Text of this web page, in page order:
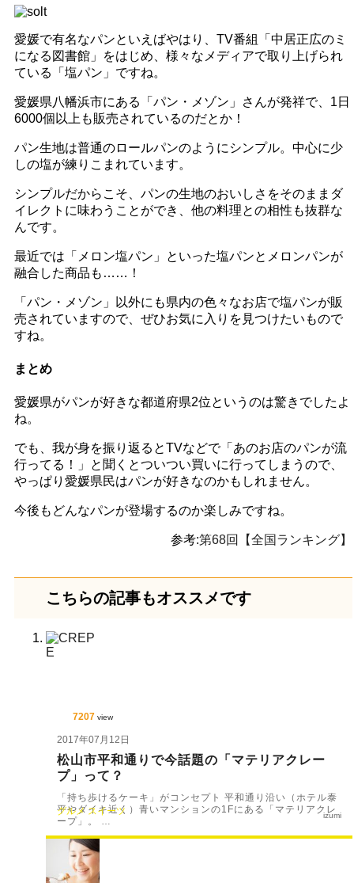
愛媛で有名なパンといえばやはり、TV番組「中居正広のミ
になる図書館」をはじめ、様々なメディアで取り上げられ
ている「塩パン」ですね。
愛媛県八幡浜市にある「パン・メゾン」さんが発祥で、1日
6000個以上も販売されているのだとか！
パン生地は普通のロールパンのようにシンプル。中心に少
しの塩が練りこまれています。
シンプルだからこそ、パンの生地のおいしさをそのままダ
イレクトに味わうことができ、他の料理との相性も抜群な
んです。
最近では「メロン塩パン」といった塩パンとメロンパンが
融合した商品も……！
「パン・メゾン」以外にも県内の色々なお店で塩パンが販
売されていますので、ぜひお気に入りを見つけたいもので
すね。
まとめ
愛媛県がパンが好きな都道府県2位というのは驚きでしたよ
ね。
でも、我が身を振り返るとTVなどで「あのお店のパンが流
行ってる！」と聞くとついつい買いに行ってしまうので、
やっぱり愛媛県民はパンが好きなのかもしれません。
今後もどんなパンが登場するのか楽しみですね。
参考:第68回【全国ランキング】
こちらの記事もオススメです
7207 view
2017年07月12日
松山市平和通りで今話題の「マテリアクレー
プ」って？
「持ち歩けるケーキ」がコンセプト 平和通り沿い（ホテル泰
平やダイキ近く）青いマンションの1Fにある「マテリアクレ
ープ」。 …
グルメ スイーツ izumi